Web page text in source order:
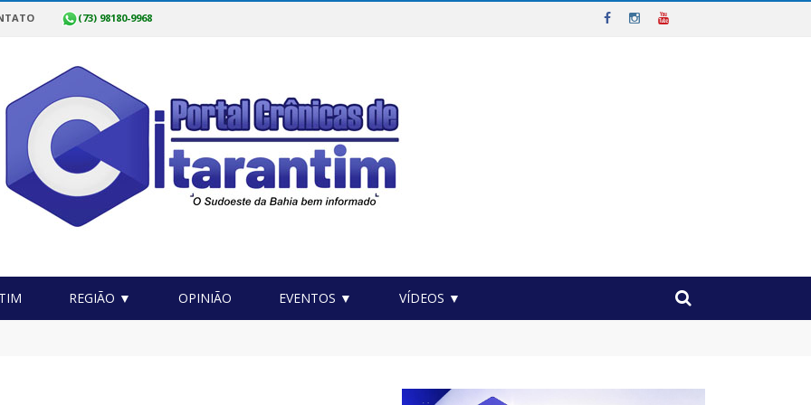
(73) 98180-9968
REGIÃO ▼ OPINIÃO EVENTOS ▼ VÍDEOS ▼
com a Associação acionam a Justiça por acesso à água potável